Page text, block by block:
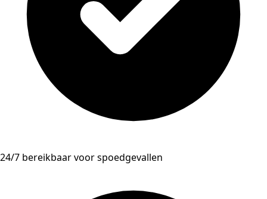
24/7 bereikbaar voor spoedgevallen